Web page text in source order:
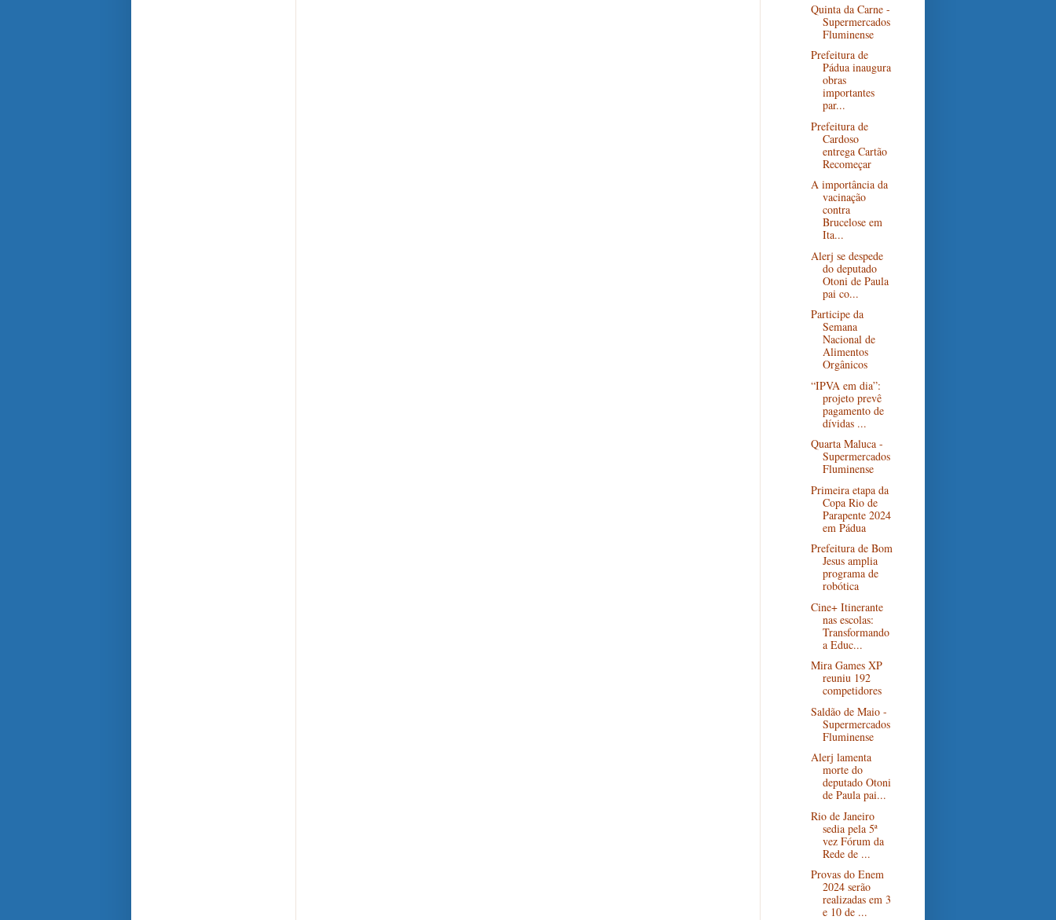
Quinta da Carne -
Supermercados
Fluminense
Prefeitura de
Pádua inaugura
obras
importantes
par...
Prefeitura de
Cardoso
entrega Cartão
Recomeçar
A importância da
vacinação
contra
Brucelose em
Ita...
Alerj se despede
do deputado
Otoni de Paula
pai co...
Participe da
Semana
Nacional de
Alimentos
Orgânicos
“IPVA em dia”:
projeto prevê
pagamento de
dívidas ...
Quarta Maluca -
Supermercados
Fluminense
Primeira etapa da
Copa Rio de
Parapente 2024
em Pádua
Prefeitura de Bom
Jesus amplia
programa de
robótica
Cine+ Itinerante
nas escolas:
Transformando
a Educ...
Mira Games XP
reuniu 192
competidores
Saldão de Maio -
Supermercados
Fluminense
Alerj lamenta
morte do
deputado Otoni
de Paula pai...
Rio de Janeiro
sedia pela 5ª
vez Fórum da
Rede de ...
Provas do Enem
2024 serão
realizadas em 3
e 10 de ...